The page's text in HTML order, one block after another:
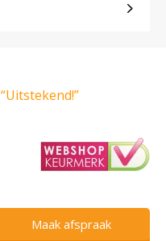
“Uitstekend!”
Maak afspraak